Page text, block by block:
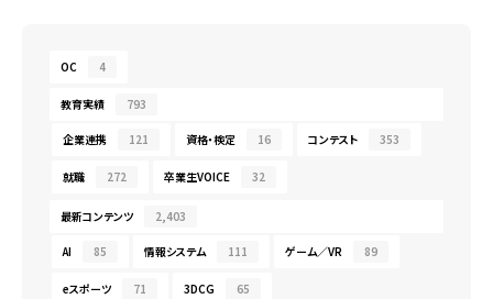
OC 4
教育実績 793
企業連携 121 資格・検定 16 コンテスト 353
就職 272 卒業生VOICE 32
最新コンテンツ 2,403
AI 85 情報システム 111 ゲーム／VR 89
eスポーツ 71 3DCG 65